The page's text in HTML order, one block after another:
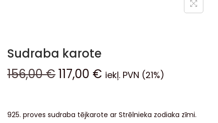
Sudraba karote
156,00€117,00 € iekļ. PVN (21%)
925. proves sudraba tējkarote ar Strēlnieka zodiaka zīmi.